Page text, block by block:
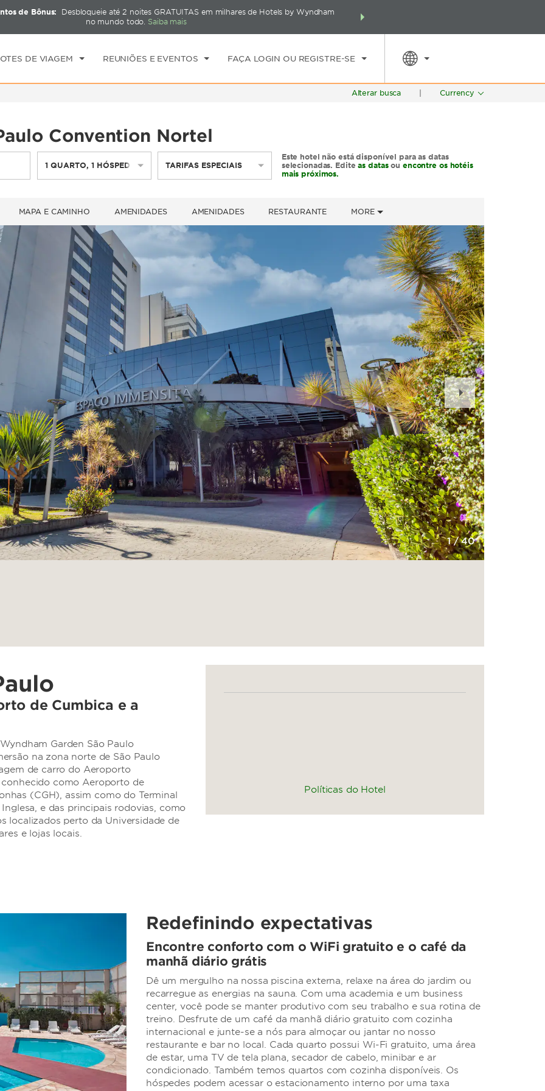
de Bônus:
Desbloqueie até 2 noites GRATUITAS em milhares de Hotels by Wyndham
no mundo todo. Saiba mais
Faça um pacote incluindo seu hotel, voos e muito
DE VIAGEM REUNIÕES E EVENTOS FAÇA LOGIN OU REGISTRE-SE
IN CHECKOUT
SÁB, 08 AGO 2026
TARIFAS ESPECIAIS
Alterar busca Currency
Convention Nortel
1 QUARTO,1 HÓSPEDE TARIFAS ESPECIAIS
Este hotel não está disponível para as datas
selecionadas. Editeas datasou encontre os hotéis
mais próximos.
MAPA E CAMINHO AMENIDADES AMENIDADES RESTAURANTE MORE
1/40
Next
Slide
Políticas do Hotel
de Cumbica e a
Garden São Paulo
na zona norte de São Paulo
de carro do Aeroporto
como Aeroporto de
(CGH), assim como do Terminal
e das principais rodovias, como
localizados perto da Universidade de
e lojas locais.
Redefinindo expectativas
Encontre conforto com o WiFi gratuito e o café da
manhã diário grátis
Dê um mergulho na nossa piscina externa, relaxe na área do jardim ou
recarregue as energias na sauna. Com uma academia e um business
center, você pode se manter produtivo com seu trabalho e sua rotina de
treino. Desfrute de um café da manhã diário gratuito com cozinha
internacional e junte-se a nós para almoçar ou jantar no nosso
restaurante e bar no local. Cada quarto possui Wi-Fi gratuito, uma área
de estar, uma TV de tela plana, secador de cabelo, minibar e ar
condicionado. Também temos quartos com cozinha disponíveis. Os
hóspedes podem acessar o estacionamento interno por uma taxa